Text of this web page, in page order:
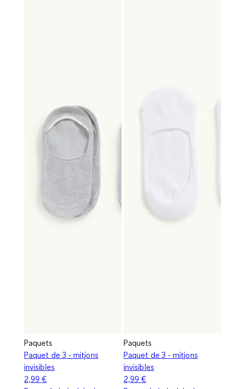
Paquets
Paquet de 3 - mitjons
invisibles
2,99 €
Paquets
Paquet de 3 - mitjons
invisibles
2,99 €